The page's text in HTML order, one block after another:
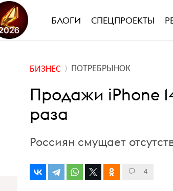
БЛОГИ СПЕЦПРОЕКТЫ
БИЗНЕС ПОТРЕБРЫНОК
Продажи iPhone
раза
Россиян смущает
4